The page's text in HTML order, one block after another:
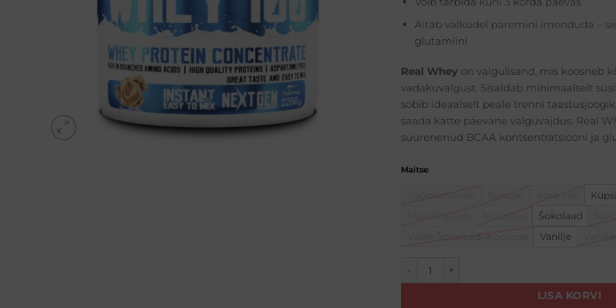
Aitab valkudel paremini imenduda –
glutamiini
Real Wheyon valgulisand, mis koosneb
vadakuvalgust. Sisaldab minimaalselt
sobib ideaalselt peale trenni
saada kätte päevane valguvajdus. Real
suurenenud BCAA kontsentratsiooni ja
Maitse
Šokolaad
Vanilje
LISA KORVI